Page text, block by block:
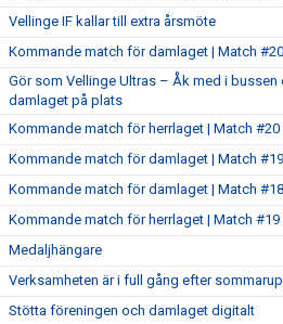
Vellinge IF kallar till extra årsmöte
Kommande match för damlaget | Match #20
Gör som Vellinge Ultras – Åk med i
damlaget på plats
Kommande match för herrlaget | Match #20
Kommande match för damlaget | Match #19
Kommande match för damlaget | Match #18
Kommande match för herrlaget | Match #19
Medaljhängare
Verksamheten är i full gång efter
Stötta föreningen och damlaget digitalt